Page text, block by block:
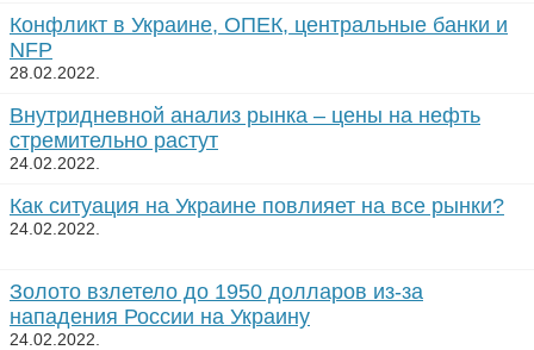
Конфликт в Украине, ОПЕК, центральные банки и
NFP
28.02.2022.
Внутридневной анализ рынка – цены на нефть
стремительно растут
24.02.2022.
Как ситуация на Украине повлияет на все рынки?
24.02.2022.
Золото взлетело до 1950 долларов из-за
нападения России на Украину
24.02.2022.